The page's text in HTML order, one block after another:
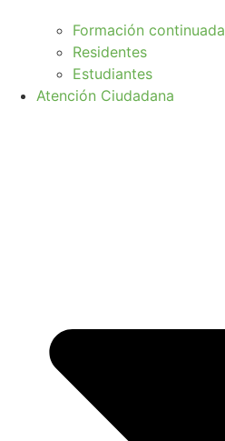
Formación continuada
Residentes
Estudiantes
Atención Ciudadana